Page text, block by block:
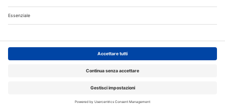
ACCEDI
Corsi ECM